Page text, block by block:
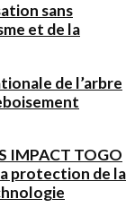
sans
et de la
de l’arbre
IMPACT TOGO
protection de la